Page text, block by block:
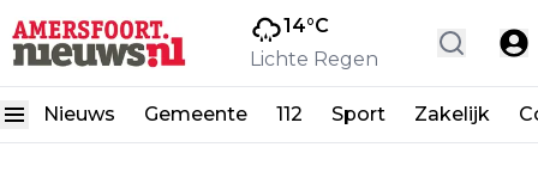
14°C
Lichte Regen
Nieuws Gemeente 112 Sport Zakelijk